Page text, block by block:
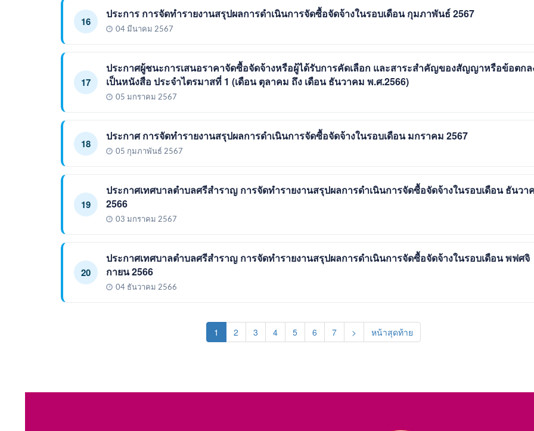
16
ประการ การจัดทำรายงานสรุปผลการดำเนินการจัดซื้อจัดจ้างในรอบเดือน กุมภาพันธ์ 2567
04 มีนาคม 2567
17
ประกาศผู้ชนะการเสนอราคาจัดซื้อจัดจ้างหรือผู้ได้รับการคัดเลือก และสาระสำคัญของสัญญาหรือข้อตกล
เป็นหนังสือ ประจำไตรมาสที่ 1 (เดือน ตุลาคม ถึง เดือน ธันวาคม พ.ศ.2566)
05 มกราคม 2567
18
ประกาศ การจัดทำรายงานสรุปผลการดำเนินการจัดซื้อจัดจ้างในรอบเดือน มกราคม 2567
05 กุมภาพันธ์ 2567
19
ประกาศเทศบาลตำบลศรีสำราญ การจัดทำรายงานสรุปผลการดำเนินการจัดซื้อจัดจ้างในรอบเดือน ธันวา
2566
03 มกราคม 2567
20
ประกาศเทศบาลตำบลศรีสำราญ การจัดทำรายงานสรุปผลการดำเนินการจัดซื้อจัดจ้างในรอบเดือน พฟศจิ
กายน 2566
04 ธันวาคม 2566
1 (current)
2 3 4 5 6 7 > หน้าสุดท้าย